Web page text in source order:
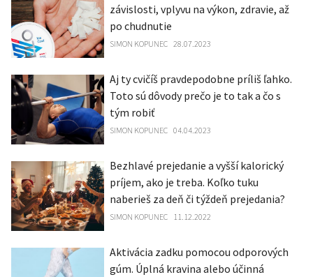
závislosti, vplyvu na výkon, zdravie, až
po chudnutie
SIMON KOPUNEC 28.07.2023
Aj ty cvičíš pravdepodobne príliš ľahko.
Toto sú dôvody prečo je to tak a čo s
tým robiť
SIMON KOPUNEC 04.04.2023
Bezhlavé prejedanie a vyšší kalorický
príjem, ako je treba. Koľko tuku
naberieš za deň či týždeň prejedania?
SIMON KOPUNEC 11.12.2022
Aktivácia zadku pomocou odporových
gúm. Úplná kravina alebo účinná